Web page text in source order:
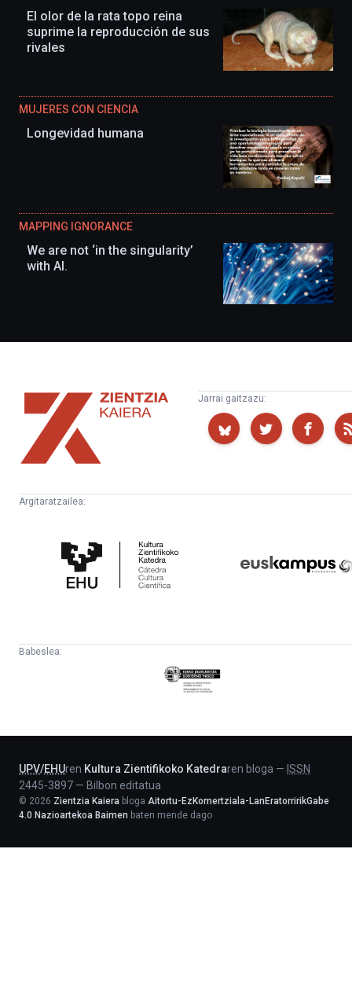
El olor de la rata topo reina
suprime la reproducción de sus
rivales
MUJERES CON CIENCIA
Longevidad humana
MAPPING IGNORANCE
We are not ‘in the singularity’
with AI.
Zientzia
Kaiera
Jarrai gaitzazu:
Argitaratzailea:
Zientifikoko
Katedra
Babeslea:
Eusko
Jaurlaritza
UPV/EHUren Kultura Zientifikoko Katedraren bloga — ISSN
2445-3897 — Bilbon editatua
© 2026 Zientzia Kaiera bloga Aitortu-EzKomertziala-LanEratorririkGabe
4.0 Nazioartekoa Baimen baten mende dago